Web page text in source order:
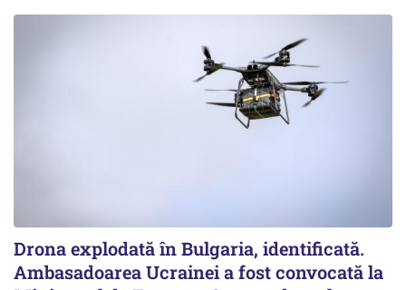
Drona explodată în Bulgaria, identificată.
Ambasadoarea Ucrainei a fost convocată la